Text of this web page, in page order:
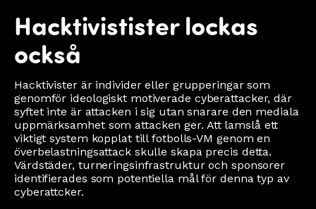
Hacktivistister lockas
också
Hacktivister är individer eller grupperingar som
genomför ideologiskt motiverade cyberattacker, där
syftet inte är attacken i sig utan snarare den mediala
uppmärksamhet som attacken ger. Att lamslå ett
viktigt system kopplat till fotbolls-VM genom en
överbelastningsattack skulle skapa precis detta.
Värdstäder, turneringsinfrastruktur och sponsorer
identifierades som potentiella mål för denna typ av
cyberattcker.